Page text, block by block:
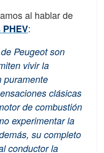
al hablar de
:
Peugeot son
vivir la
puramente
clásicas
de combustión
experimentar la
su completo
conductor la